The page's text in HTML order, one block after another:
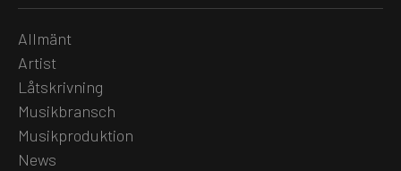
Allmänt
Artist
Låtskrivning
Musikbransch
Musikproduktion
News